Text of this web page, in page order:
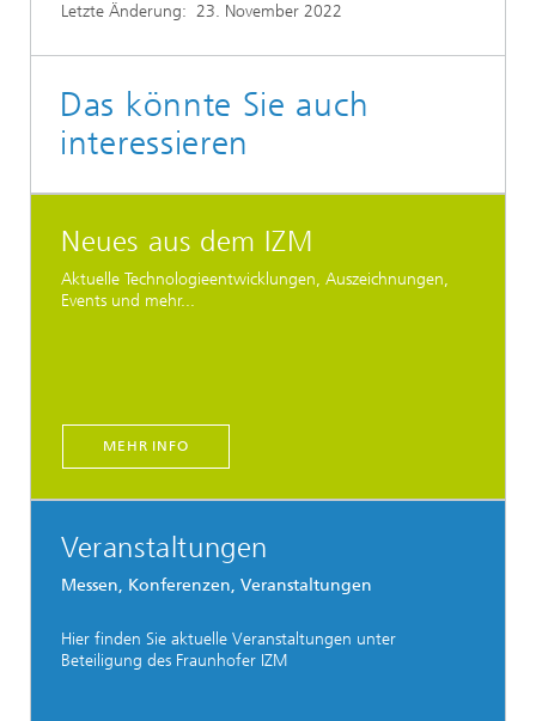
Letzte Änderung: 23. November 2022
Das könnte Sie auch
interessieren
Neues aus dem IZM
Aktuelle Technologieentwicklungen, Auszeichnungen,
Events und mehr...
MEHR INFO
Veranstaltungen
Messen, Konferenzen, Veranstaltungen
Hier finden Sie aktuelle Veranstaltungen unter
Beteiligung des Fraunhofer IZM